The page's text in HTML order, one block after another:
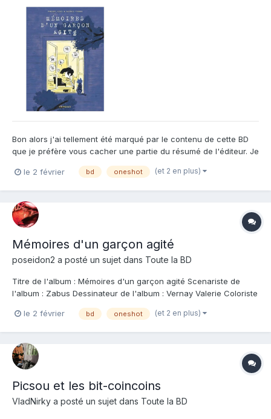
Bon alors j'ai tellement été marqué par le contenu de cette BD
que je préfère vous cacher une partie du résumé de l'éditeur. Je
trouve qu'il en dit beaucoup trop en révélant le GROS truc. Et,
chose rare me concernant, ce gros truc m'a fait reprendre al BD
le 2 février bd oneshot (et 2 en plus)
Mémoires d'un garçon agité
poseidon2 a posté un sujet dans Toute la BD
Titre de l'album : Mémoires d'un garçon agité Scenariste de
l'album : Zabus Dessinateur de l'album : Vernay Valerie Coloriste
l'album : Âgé d'une dizaine d'années, Germain est un garçon
le 2 février bd oneshot (et 2 en plus)
Picsou et les bit-coincoins
VladNirky a posté un sujet dans Toute la BD